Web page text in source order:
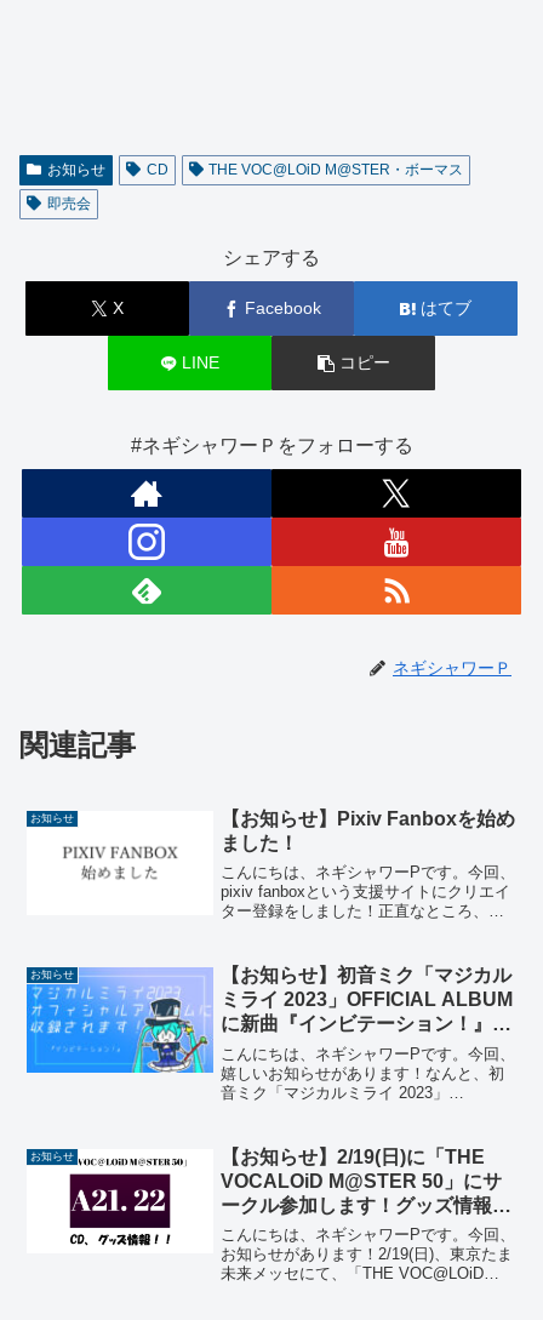
お知らせ CD
THE VOC@LOiD M@STER・ボーマス
即売会
シェアする
X Facebook はてブ
LINE コピー
#ネギシャワーＰをフォローする
ネギシャワーＰ
関連記事
お知らせ
【お知らせ】Pixiv Fanboxを始め
ました！
こんにちは、ネギシャワーPです。今回、
pixiv fanboxという支援サイトにクリエイ
ター登録をしました！正直なところ、見
とにかく始めてみなければなにも始まら
ないので...
お知らせ
【お知らせ】初音ミク「マジカル
ミライ 2023」OFFICIAL ALBUM
に新曲『インビテーション！』が
収録されます！【感謝】
こんにちは、ネギシャワーPです。今回、
嬉しいお知らせがあります！なんと、初
音ミク「マジカルミライ 2023」
されます！やったー！このCDアルバムは
2023年...
お知らせ
【お知らせ】2/19(日)に「THE
VOCALOiD M@STER 50」にサ
ークル参加します！グッズ情報！
【A21. 22】
こんにちは、ネギシャワーPです。今回、
お知らせがあります！2/19(日)、東京たま
未来メッセにて、「THE VOC@LOiD